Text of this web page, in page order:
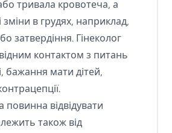
тривала кровотеча, а
зміни в грудях, наприклад,
затвердіння. Гінеколог
контактом з питань
бажання мати дітей,
повинна відвідувати
також від